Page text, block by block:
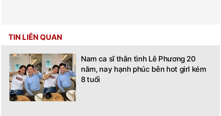
TIN LIÊN QUAN
Nam ca sĩ thân tình Lê Phương 20
năm, nay hạnh phúc bên hot girl kém
8 tuổi